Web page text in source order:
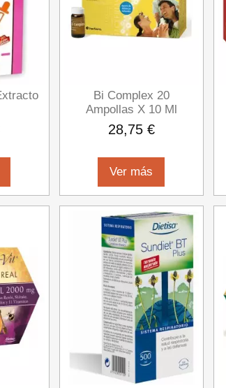
Bi Complex 20
Ampollas X 10 Ml
28,75 €
Ver más